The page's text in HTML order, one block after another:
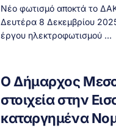
Νέο φωτισμό αποκτά το
Δευτέρα 8 Δεκεμβρίου
έργου ηλεκτροφωτισμού ...
Ο Δήμαρχος
στοιχεία στην
καταργημένα